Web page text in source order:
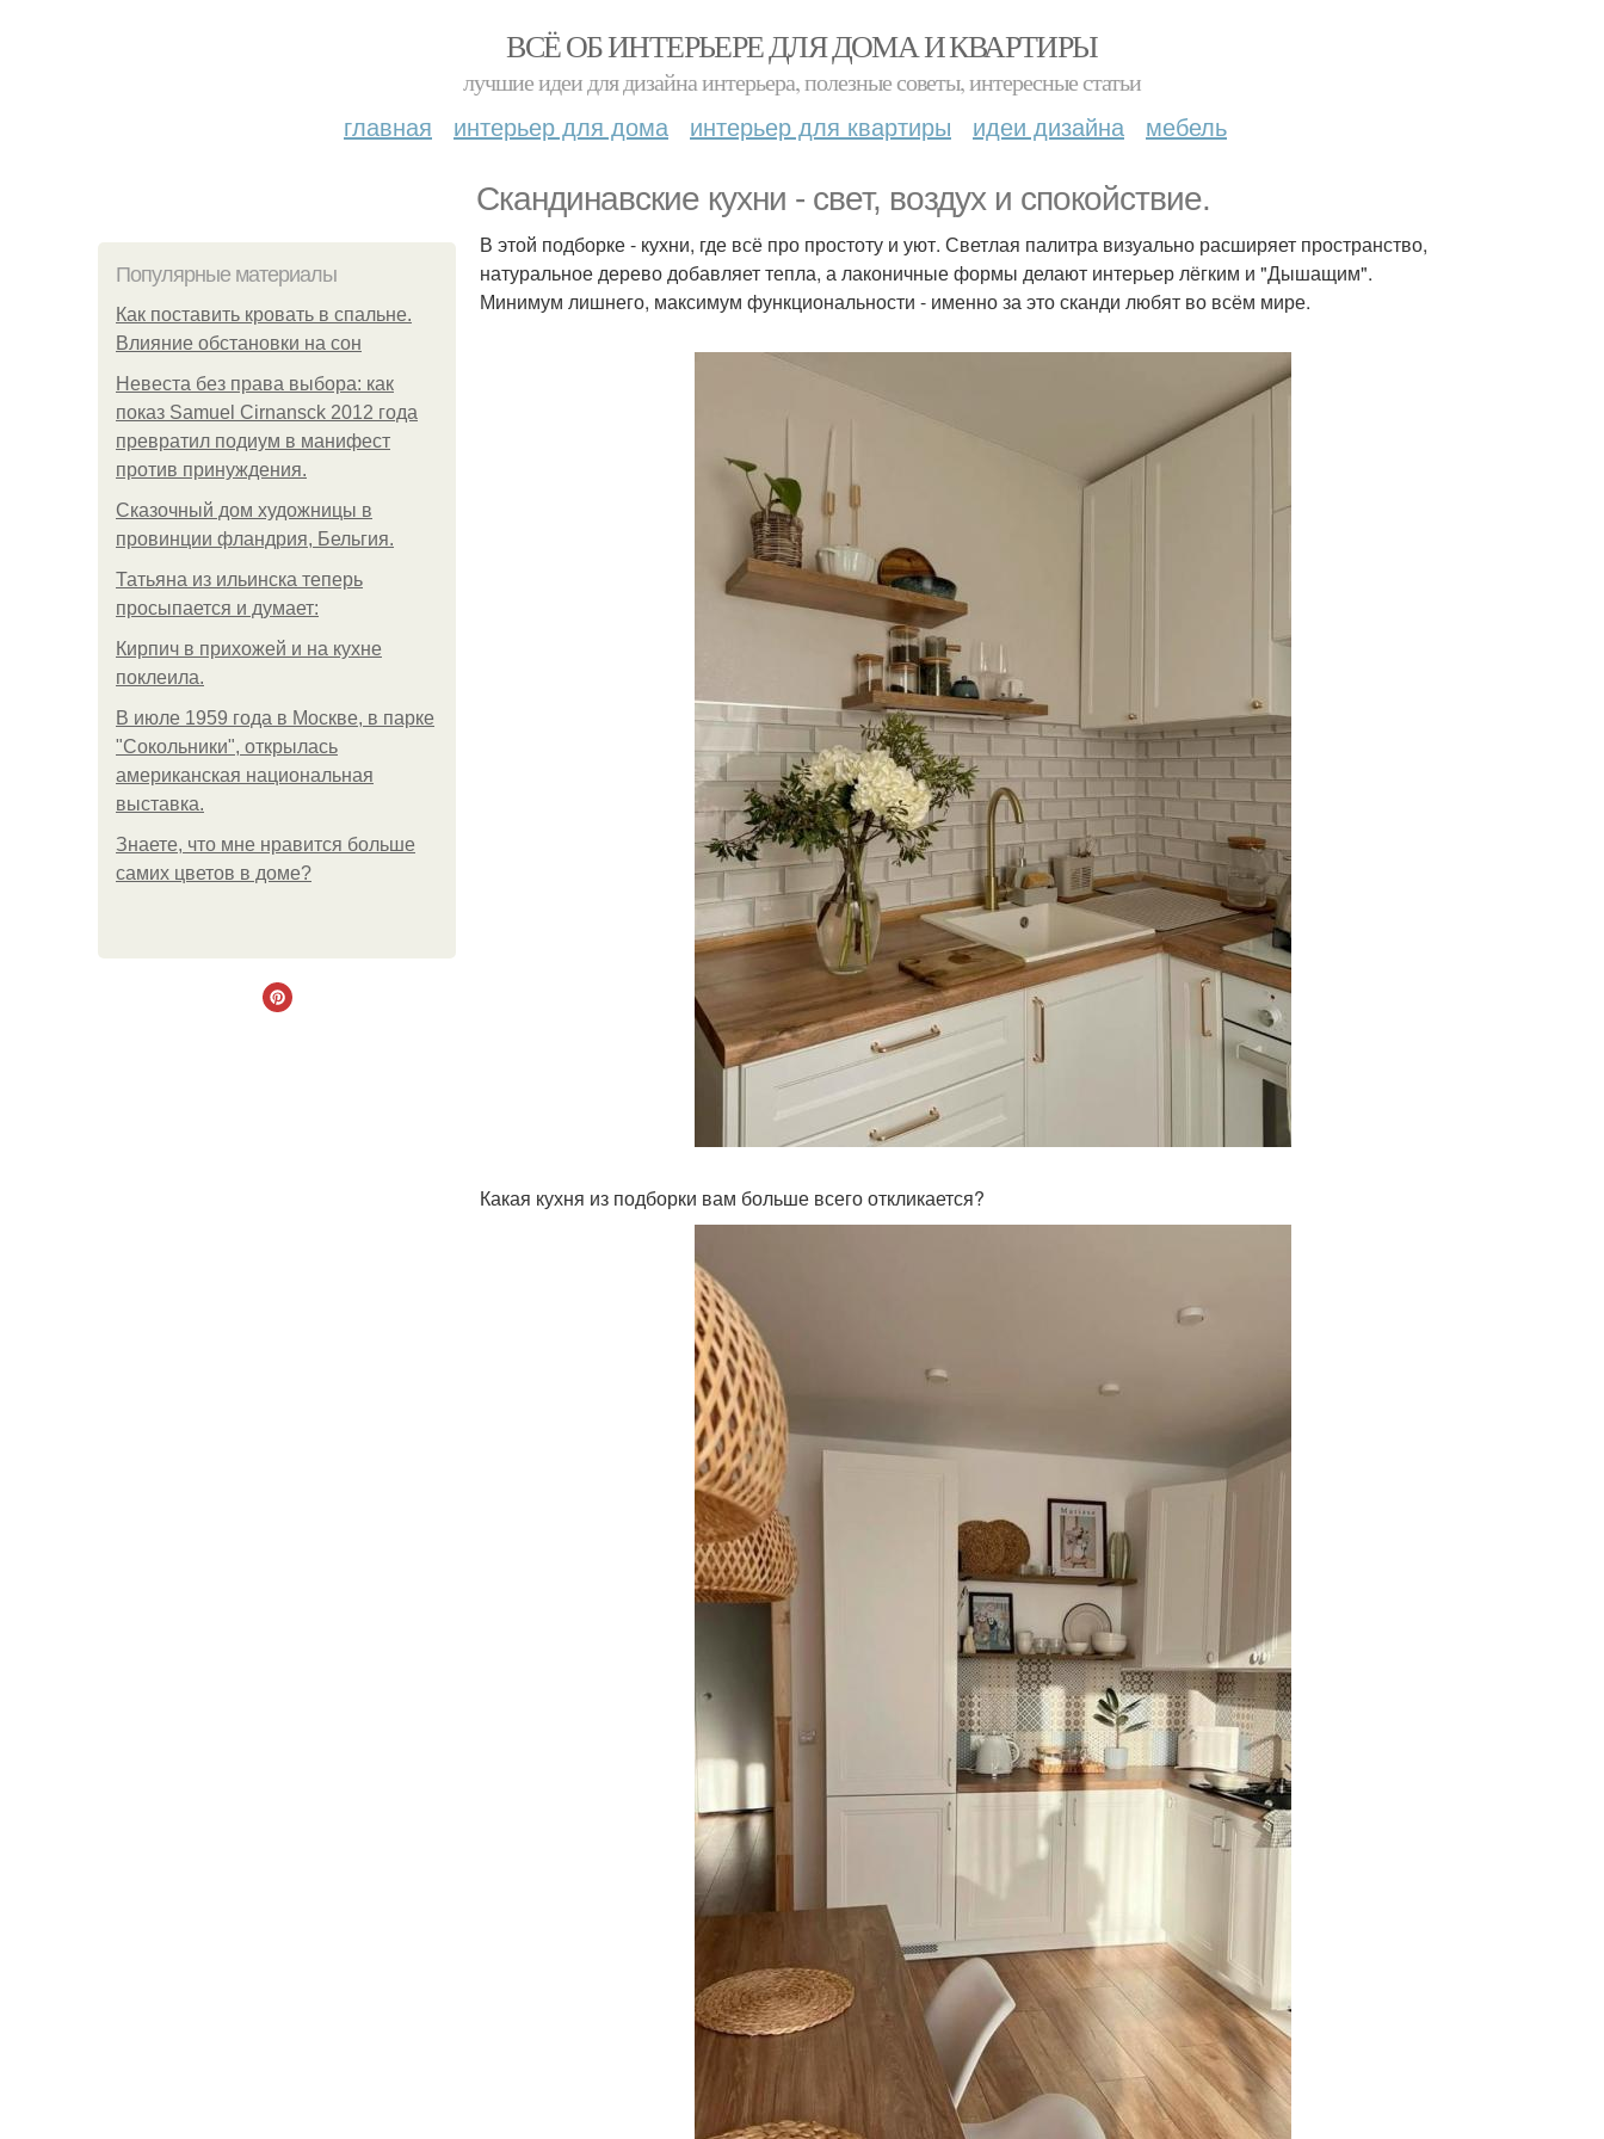
ВСЁ ОБ ИНТЕРЬЕРЕ ДЛЯ ДОМА И КВАРТИРЫ
лучшие идеи для дизайна интерьера, полезные советы, интересные статьи
главная интерьер для дома интерьер для квартиры идеи дизайна мебель
Скандинавские кухни - свет, воздух и спокойствие.
Популярные материалы
Как поставить кровать в спальне.
Влияние обстановки на сон
Невеста без права выбора: как
показ Samuel Cirnansck 2012 года
превратил подиум в манифест
против принуждения.
Сказочный дом художницы в
провинции фландрия, Бельгия.
Татьяна из ильинска теперь
просыпается и думает:
Кирпич в прихожей и на кухне
поклеила.
В июле 1959 года в Москве, в парке
"Сокольники", открылась
американская национальная
выставка.
Знаете, что мне нравится больше
самих цветов в доме?
В этой подборке - кухни, где всё про простоту и уют. Светлая палитра визуально расширяет пространство,
натуральное дерево добавляет тепла, а лаконичные формы делают интерьер лёгким и "Дышащим".
Минимум лишнего, максимум функциональности - именно за это сканди любят во всём мире.
Какая кухня из подборки вам больше всего откликается?